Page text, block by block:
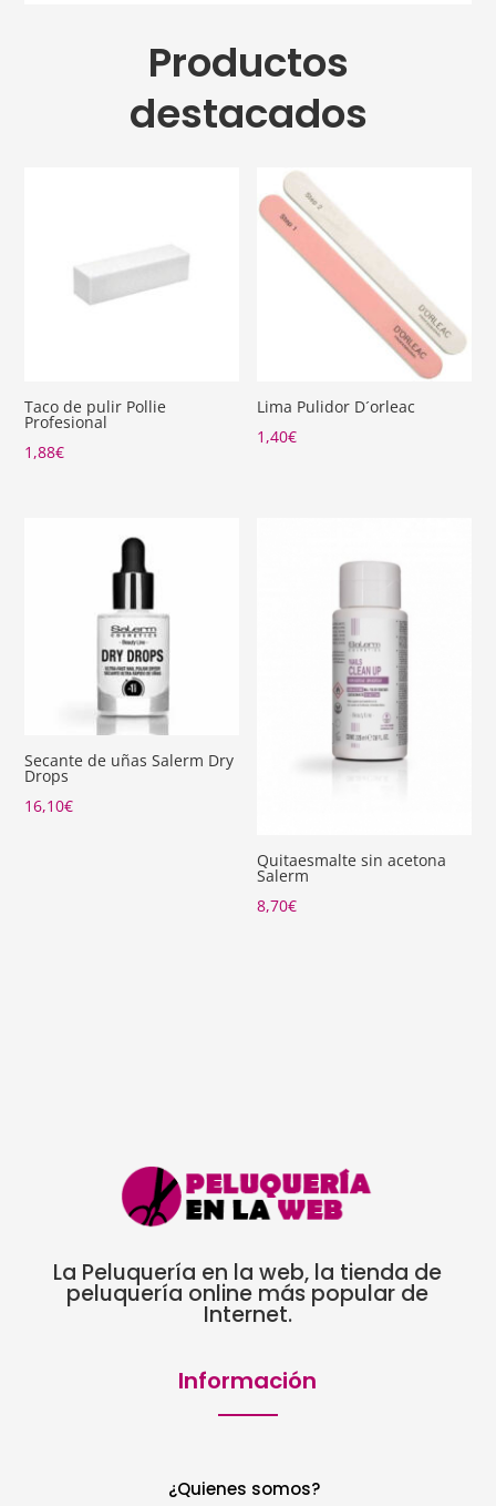
Productos
destacados
Taco de pulir Pollie
Profesional
1,88€
Lima Pulidor D´orleac
1,40€
Secante de uñas Salerm Dry
Drops
16,10€
Quitaesmalte sin acetona
Salerm
8,70€
La Peluquería en la web, la tienda de
peluquería online más popular de
Internet.
Información
¿Quienes somos?